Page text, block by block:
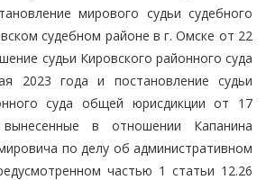
мирового судьи судебного
судебном районе в г. Омске от 22
судьи Кировского районного суда
2023 года и постановление судьи
суда общей юрисдикции от 17
в отношении Капанина
по делу об административном
частью 1 статьи 12.26